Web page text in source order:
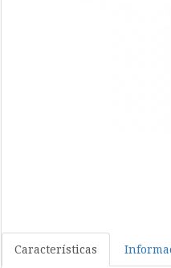
Características